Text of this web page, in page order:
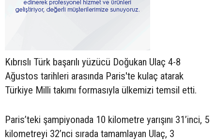
Kıbrıslı Türk başarılı yüzücü Doğukan Ulaç 4-8
Ağustos tarihleri arasında Paris'te kulaç atarak
Türkiye Milli takımı formasıyla ülkemizi temsil etti.
Paris’teki şampiyonada 10 kilometre yarışını 31’inci, 5
kilometreyi 32’nci sırada tamamlayan Ulaç, 3